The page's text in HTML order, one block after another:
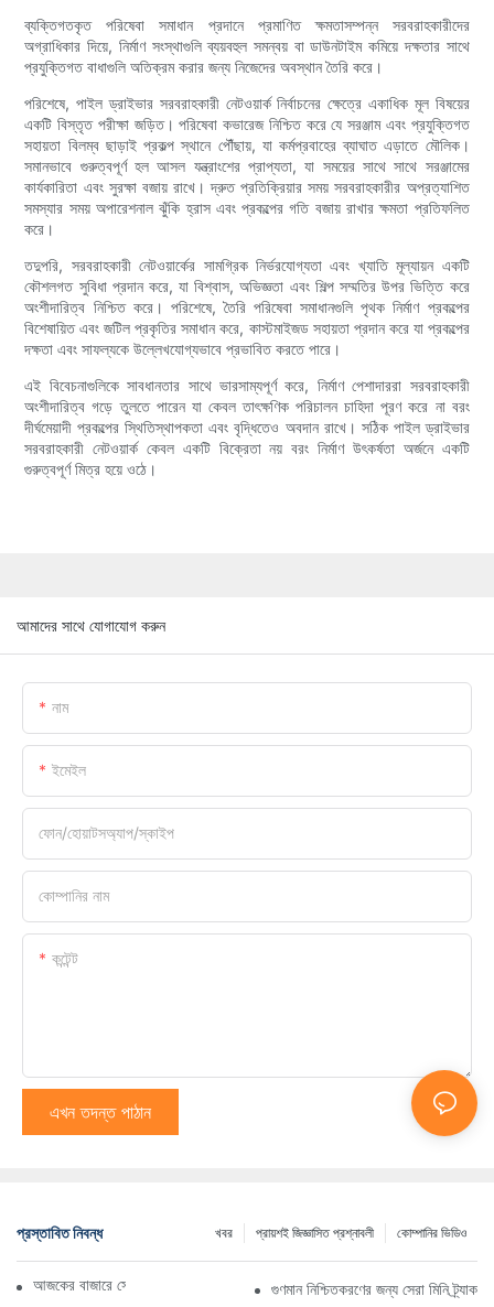
ব্যক্তিগতকৃত পরিষেবা সমাধান প্রদানে প্রমাণিত ক্ষমতাসম্পন্ন সরবরাহকারীদের
অগ্রাধিকার দিয়ে, নির্মাণ সংস্থাগুলি ব্যয়বহুল সমন্বয় বা ডাউনটাইম কমিয়ে দক্ষতার সাথে
প্রযুক্তিগত বাধাগুলি অতিক্রম করার জন্য নিজেদের অবস্থান তৈরি করে।
পরিশেষে, পাইল ড্রাইভার সরবরাহকারী নেটওয়ার্ক নির্বাচনের ক্ষেত্রে একাধিক মূল বিষয়ের
একটি বিস্তৃত পরীক্ষা জড়িত। পরিষেবা কভারেজ নিশ্চিত করে যে সরঞ্জাম এবং প্রযুক্তিগত
সহায়তা বিলম্ব ছাড়াই প্রকল্প স্থানে পৌঁছায়, যা কর্মপ্রবাহের ব্যাঘাত এড়াতে মৌলিক।
সমানভাবে গুরুত্বপূর্ণ হল আসল যন্ত্রাংশের প্রাপ্যতা, যা সময়ের সাথে সাথে সরঞ্জামের
কার্যকারিতা এবং সুরক্ষা বজায় রাখে। দ্রুত প্রতিক্রিয়ার সময় সরবরাহকারীর অপ্রত্যাশিত
সমস্যার সময় অপারেশনাল ঝুঁকি হ্রাস এবং প্রকল্পের গতি বজায় রাখার ক্ষমতা প্রতিফলিত
করে।
তদুপরি, সরবরাহকারী নেটওয়ার্কের সামগ্রিক নির্ভরযোগ্যতা এবং খ্যাতি মূল্যায়ন একটি
কৌশলগত সুবিধা প্রদান করে, যা বিশ্বাস, অভিজ্ঞতা এবং শিল্প সম্মতির উপর ভিত্তি করে
অংশীদারিত্ব নিশ্চিত করে। পরিশেষে, তৈরি পরিষেবা সমাধানগুলি পৃথক নির্মাণ প্রকল্পের
বিশেষায়িত এবং জটিল প্রকৃতির সমাধান করে, কাস্টমাইজড সহায়তা প্রদান করে যা প্রকল্পের
দক্ষতা এবং সাফল্যকে উল্লেখযোগ্যভাবে প্রভাবিত করতে পারে।
এই বিবেচনাগুলিকে সাবধানতার সাথে ভারসাম্যপূর্ণ করে, নির্মাণ পেশাদাররা সরবরাহকারী
অংশীদারিত্ব গড়ে তুলতে পারেন যা কেবল তাৎক্ষণিক পরিচালন চাহিদা পূরণ করে না বরং
দীর্ঘমেয়াদী প্রকল্পের স্থিতিস্থাপকতা এবং বৃদ্ধিতেও অবদান রাখে। সঠিক পাইল ড্রাইভার
সরবরাহকারী নেটওয়ার্ক কেবল একটি বিক্রেতা নয় বরং নির্মাণ উৎকর্ষতা অর্জনে একটি
গুরুত্বপূর্ণ মিত্র হয়ে ওঠে।
আমাদের সাথে যোগাযোগ করুন
নাম
ইমেইল
ফোন/হোয়াটসঅ্যাপ/স্কাইপ
কোম্পানির নাম
কন্টেন্ট
এখন তদন্ত পাঠান
প্রস্তাবিত নিবন্ধ কোম্পানির ভিডিও
প্রায়শই জিজ্ঞাসিত প্রশ্নাবলী
খবর
আজকের বাজারে সেরা ট্র্যাকড ডাম্প ট্রাক গুণমান নিশ্চিতকরণের জন্য সেরা মিনি